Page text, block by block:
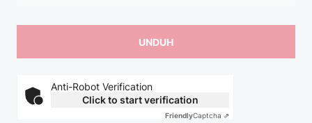
Anti-Robot Verification
Click to start verification
FriendlyCaptcha ⇗